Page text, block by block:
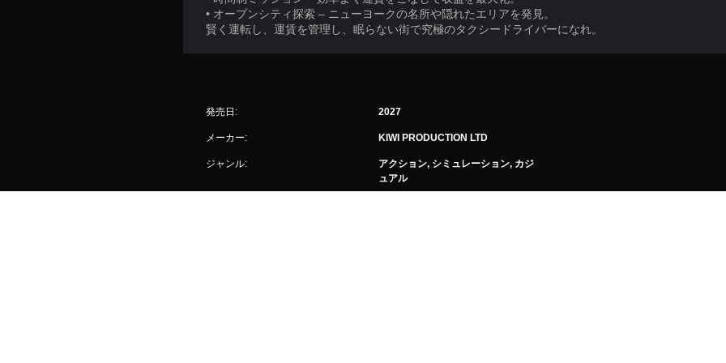
• オープンシティ探索 – ニューヨークの名所や隠れたエリアを発見。
賢く運転し、運賃を管理し、眠らない街で究極のタクシードライバーになれ。
発売日: 2027
メーカー: KIWI PRODUCTION LTD
ジャンル:
アクション, シミュレーション, カジ
ュアル